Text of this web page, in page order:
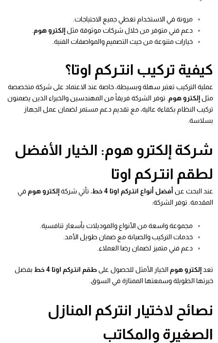
مرونة في الاستخدام تغطي جميع الاحتياجات.
دعم فني متوفر من خلال شركات موثوقة مثل إلكترو هوم
خيارات متنوعة من حيث التصميم والمواصفات الفنية.
كيفية تركيب انتـركم اوتا؟
عملية التركيب تعتبر سهلة وبسيطة، خاصة عند الاعتماد على شركة متخصصة
مثل إلكترو هوم . توفر الشركة فريقاً من المهندسين والخبراء الذين يضمنون
تركيب النظام بكفاءة عالية، مع تقديم دعم مستمر لضمان عمل الجهاز
بسلاسة.
شركة إلكترو هوم: الخيار الأفضل
لطقم انتـركم اوتا
عند البحث عن أفضل أنواع انتـركم اوتا 4 خط ، تأتي شركةإلكترو هوم في
المقدمة. توفر الشركة:
مجموعة واسعة من الأنواع والموديلات بأسعار تنافسية.
خدمات التركيب والصيانة مع ضمان طويل الأمد.
دعم فني متميز لضمان رضا العملاء.
تعد إلكترو هوم الخيار الأمثل للحصول على طقم انتـركم اوتا 4 خط
بفضل
خبرتها الطويلة وسمعتها الممتازة في السوق.
نصائح لاختيار انتركم المنازل
الصغيرة والمكاتب